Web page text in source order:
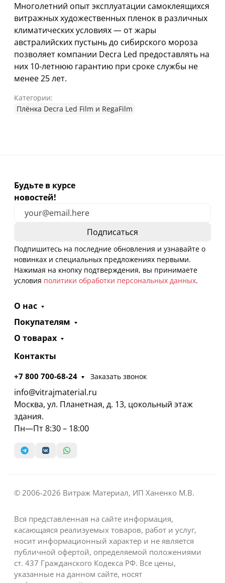
Многолетний опыт эксплуатации самоклеящихся
витражных художественных пленок в различных
климатических условиях — от жары
австралийских пустынь до сибирского мороза
позволяет компании Decra Led предоставлять на
них 10-летнюю гарантию при сроке службы не
менее 25 лет.
Категории:
Плёнка Decra Led Film и RegaFilm
Будьте в курсе
новостей!
Подпишитесь на последние обновления и узнавайте о
новинках и специальных предложениях первыми.
Нажимая на кнопку подтверждения, вы принимаете
условия политики обработки персональных данных.
О нас
Покупателям
О товарах
Контакты
+7 800 700-68-24 Заказать звонок
info@vitrajmaterial.ru
Москва, ул. Планетная, д. 13, цокольный этаж
здания.
Пн—Пт 8:30 – 18:00
© 2006-2026 Витраж Материал, ИП Ханенко М.В.
Вся представленная на сайте информация,
касающаяся реализуемых товаров, работ и услуг,
носит информационный характер и не является
публичной офертой, определяемой положениями
ст. 437 Гражданского Кодекса РФ. Все цены,
указанные на данном сайте, носят